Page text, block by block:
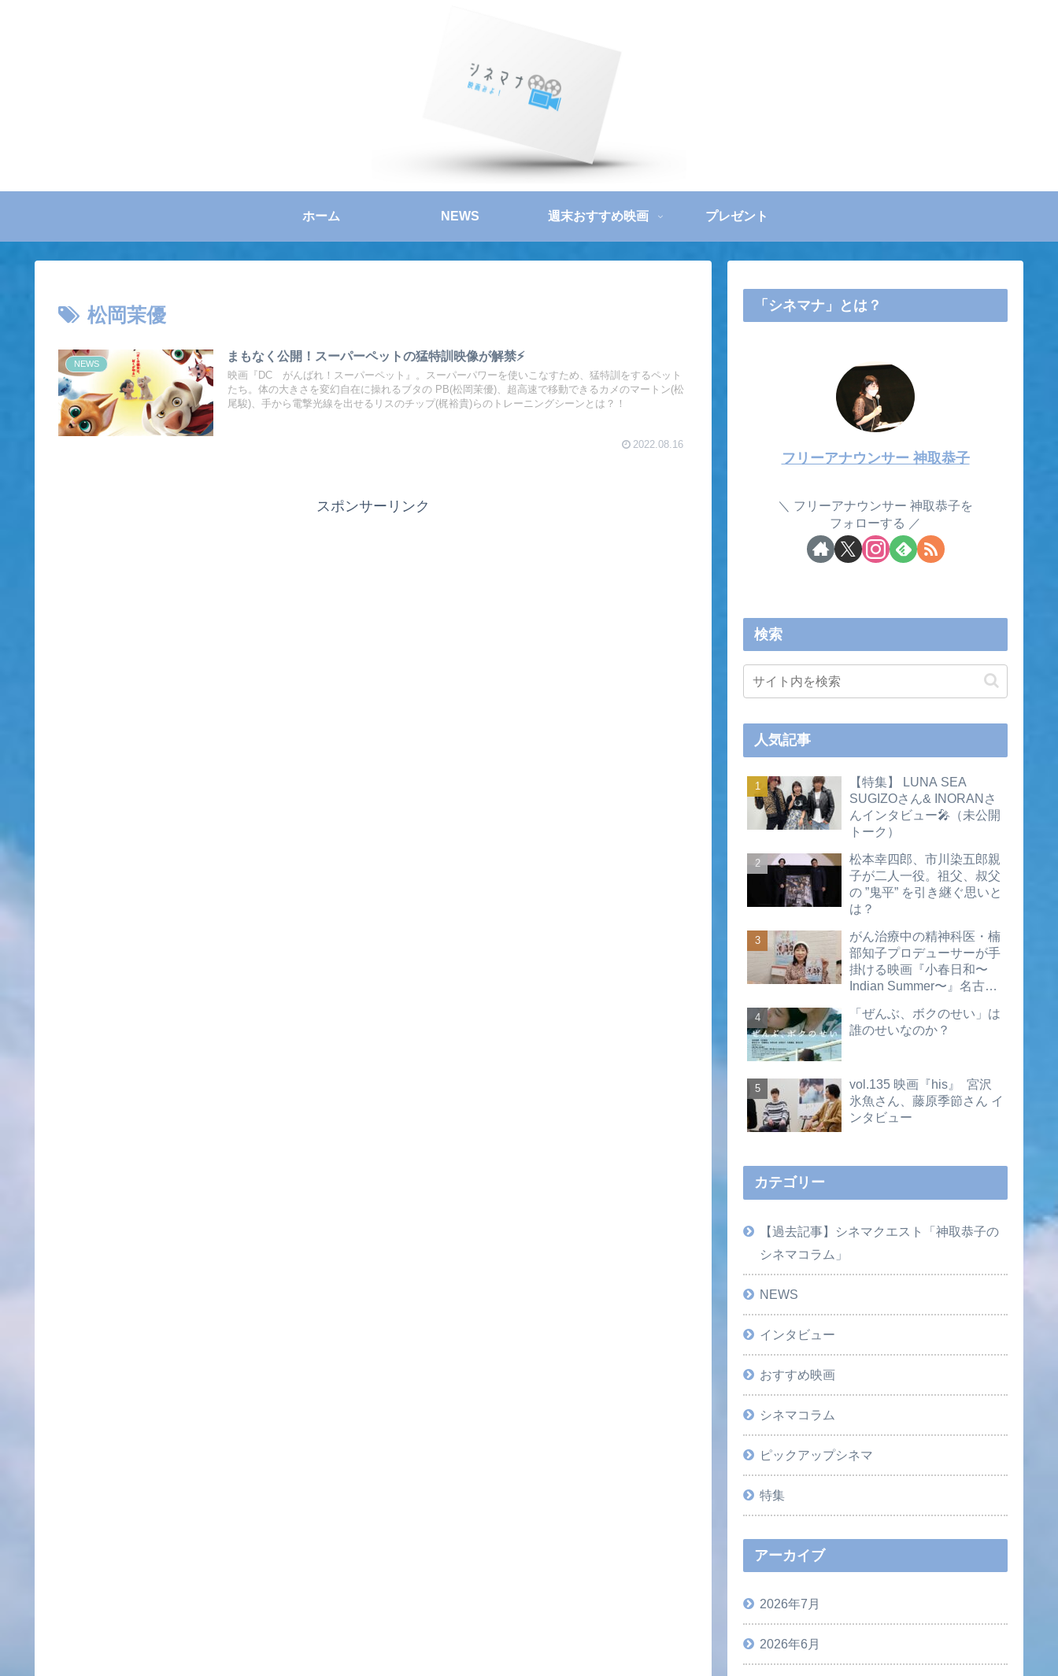
ホーム NEWS 週末おすすめ映画 プレゼント
松岡茉優
NEWS
まもなく公開！スーパーペットの猛特訓映像が解禁⚡
映画『DC がんばれ！スーパーペット』。スーパーパワーを使いこなすため、猛特訓をするペット
たち。体の大きさを変幻自在に操れるブタの PB(松岡茉優)、超高速で移動できるカメのマートン(松
尾駿)、手から電撃光線を出せるリスのチップ(梶裕貴)らのトレーニングシーンとは？！
2022.08.16
スポンサーリンク
「シネマナ」とは？
フリーアナウンサー 神取恭子
フリーアナウンサー 神取恭子を
フォローする
検索
人気記事
【特集】 LUNA SEA
SUGIZOさん& INORANさ
んインタビュー🎤（未公開
トーク）
松本幸四郎、市川染五郎親
子が二人一役。祖父、叔父
の ”鬼平” を引き継ぐ思いと
は？
がん治療中の精神科医・楠
部知子プロデューサーが手
掛ける映画『小春日和〜
Indian Summer〜』名古屋
画あり）
「ぜんぶ、ボクのせい」は
誰のせいなのか？
vol.135 映画『his』 宮沢
氷魚さん、藤原季節さん イ
ンタビュー
カテゴリー
【過去記事】シネマクエスト「神取恭子の
シネマコラム」
NEWS
インタビュー
おすすめ映画
シネマコラム
ピックアップシネマ
特集
アーカイブ
2026年7月
2026年6月